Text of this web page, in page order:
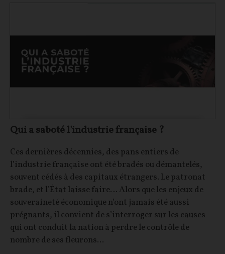
Qui a saboté l'industrie française ?
Ces dernières décennies, des pans entiers de
l’industrie française ont été bradés ou démantelés,
souvent cédés à des capitaux étrangers. Le patronat
brade, et l’État laisse faire… Alors que les enjeux de
souveraineté économique n’ont jamais été aussi
prégnants, il convient de s’interroger sur les causes
qui ont conduit la nation à perdre le contrôle de
nombre de ses fleurons...